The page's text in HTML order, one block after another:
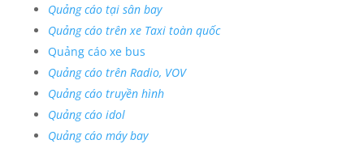
Quảng cáo tại sân bay
Quảng cáo trên xe Taxi toàn quốc
Quảng cáo xe bus
Quảng cáo trên Radio, VOV
Quảng cáo truyền hình
Quảng cáo idol
Quảng cáo máy bay